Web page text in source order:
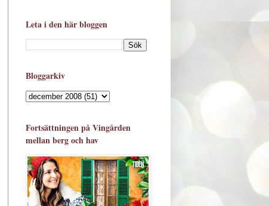
Leta i den här bloggen
Bloggarkiv
Fortsättningen på Vingården
mellan berg och hav